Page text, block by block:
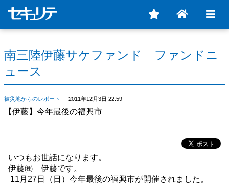
南三陸伊藤サケファンド ファンドニ
ュース
被災地からのレポート 2011年12月3日 22:59
【伊藤】今年最後の福興市
いつもお世話になります。
伊藤㈱ 伊藤です。
11月27日（日）今年最後の福興市が開催されました。